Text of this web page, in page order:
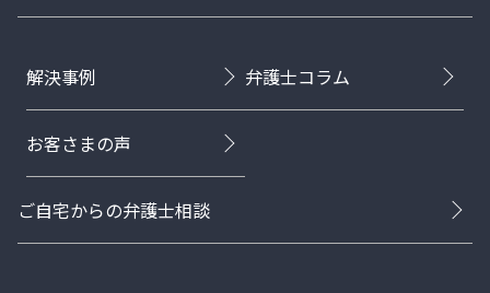
解決事例 弁護士コラム
お客さまの声
ご自宅からの弁護士相談